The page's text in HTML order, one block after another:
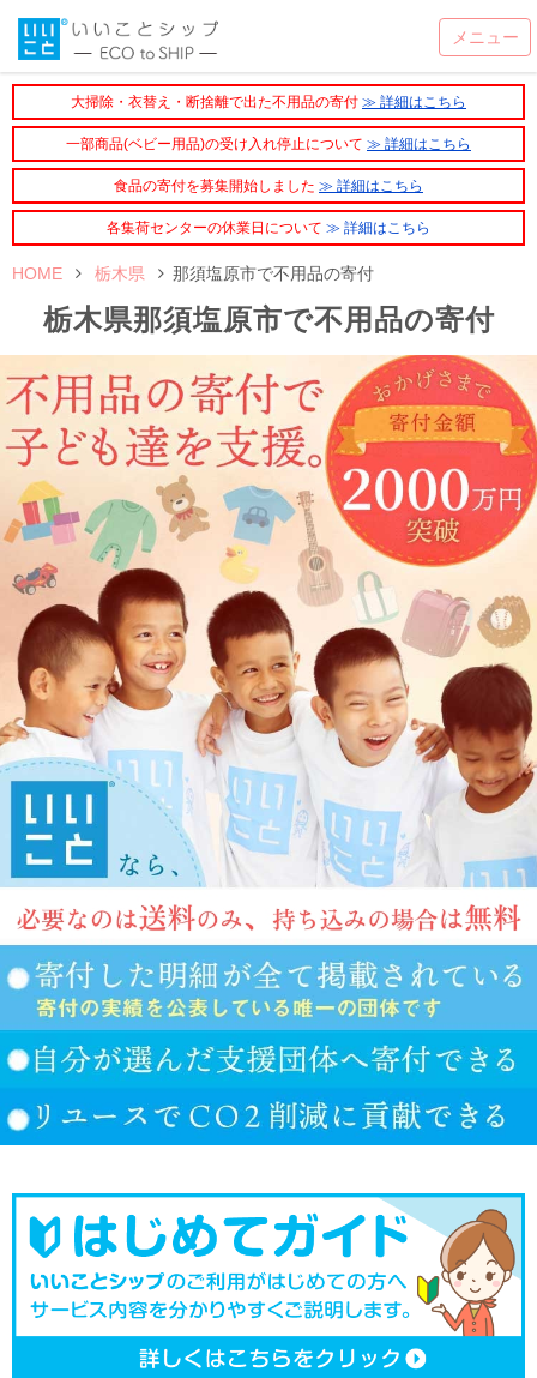
大掃除・衣替え・断捨離で出た不用品の寄付 ≫ 詳細はこちら
一部商品(ベビー用品)の受け入れ停止について ≫ 詳細はこちら
食品の寄付を募集開始しました ≫ 詳細はこちら
各集荷センターの休業日について ≫ 詳細はこちら
HOME 栃木県 那須塩原市で不用品の寄付
栃木県那須塩原市で不用品の寄付